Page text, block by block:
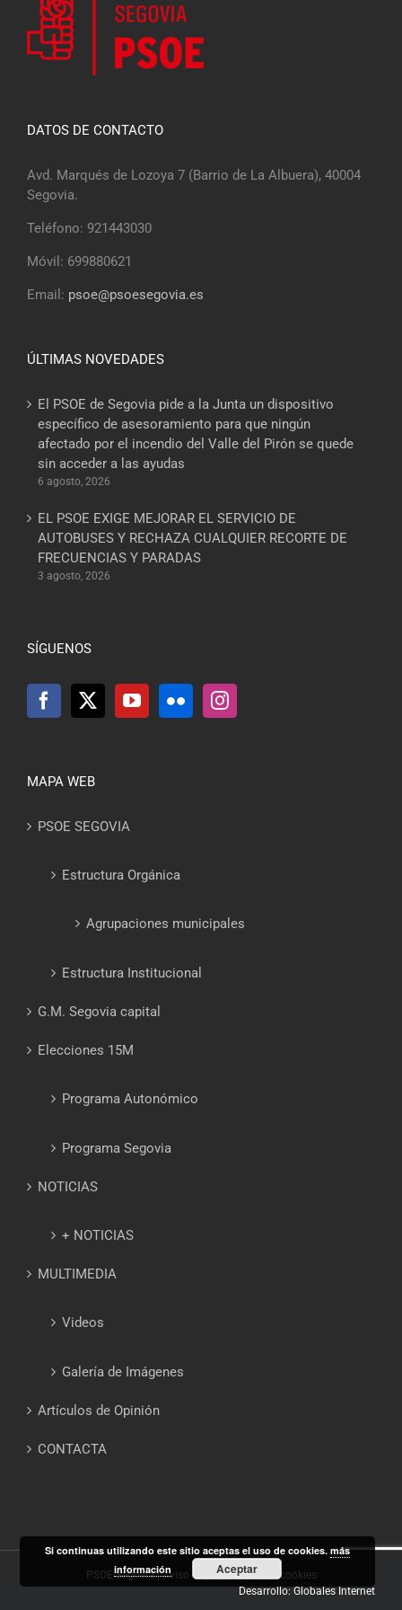
DATOS DE CONTACTO
Avd. Marqués de Lozoya 7 (Barrio de La Albuera), 40004
Segovia.
Teléfono: 921443030
Móvil: 699880621
Email: psoe@psoesegovia.es
ÚLTIMAS NOVEDADES
El PSOE de Segovia pide a la Junta un dispositivo
específico de asesoramiento para que ningún
afectado por el incendio del Valle del Pirón se quede
sin acceder a las ayudas
6 agosto, 2026
EL PSOE EXIGE MEJORAR EL SERVICIO DE
AUTOBUSES Y RECHAZA CUALQUIER RECORTE DE
FRECUENCIAS Y PARADAS
3 agosto, 2026
SÍGUENOS
MAPA WEB
PSOE SEGOVIA
Estructura Orgánica
Agrupaciones municipales
Estructura Institucional
G.M. Segovia capital
Elecciones 15M
Programa Autonómico
Programa Segovia
NOTICIAS
+ NOTICIAS
MULTIMEDIA
Videos
Galería de Imágenes
Artículos de Opinión
CONTACTA
PSOE Segovia |Aviso Legal|Política de cookies
Desarrollo: Globales Internet
Si continuas utilizando este sitio aceptas el uso de cookies.más
información
Aceptar